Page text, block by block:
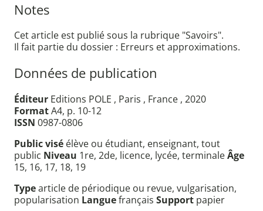
Notes
Cet article est publié sous la rubrique "Savoirs".
Il fait partie du dossier : Erreurs et approximations.
Données de publication
Éditeur Editions POLE , Paris , France , 2020
FormatA4, p. 10-12
ISSN 0987-0806
Public visé élève ou étudiant, enseignant, tout
public Niveau 1re, 2de, licence, lycée, terminaleÂge
15, 16, 17, 18, 19
Typearticle de périodique ou revue, vulgarisation,
popularisation Languefrançais Support papier